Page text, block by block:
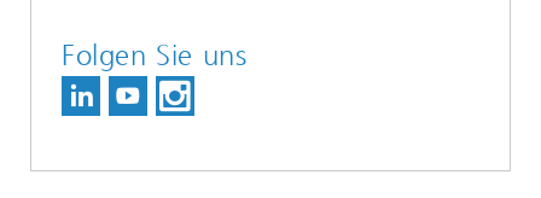
Folgen Sie uns